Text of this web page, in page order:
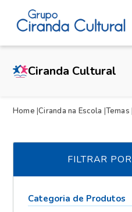
Ciranda Cultural
Home Ciranda na Escola Temas
FILTRAR POR
Categoria de Produtos